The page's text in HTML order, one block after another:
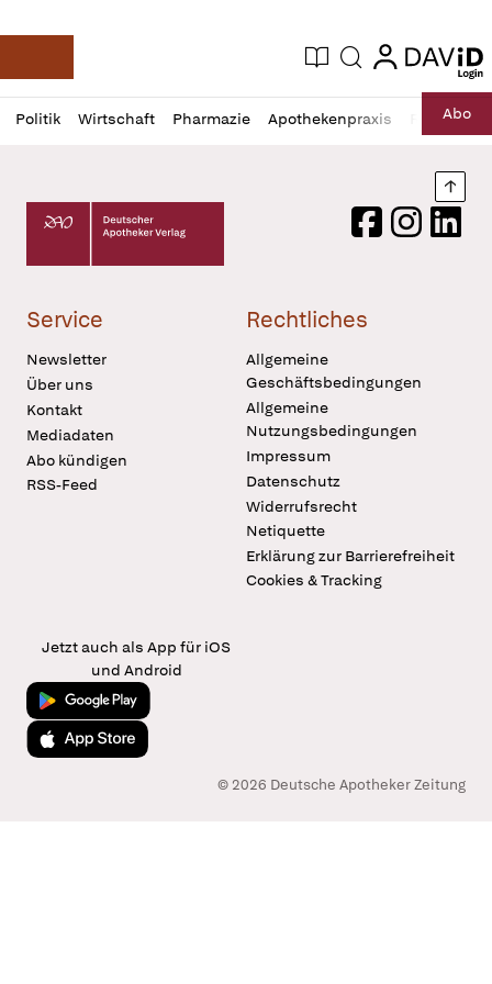
Deutsche Apotheker Zeitung
Aktuelle Ausgabe
Suche login
login
Politik Wirtschaft Pharmazie Apothekenpraxis RechtAbo
Profil
öffnen
Daz
Pur
Deutscher Apotheker Verlag Logo
FacebookInstagram
Service
Newsletter
Über uns
Kontakt
Mediadaten
Abo kündigen
RSS-Feed
Rechtliches
Allgemeine
Geschäftsbedingungen
Allgemeine
Nutzungsbedingungen
Impressum
Datenschutz
Widerrufsrecht
Netiquette
Erklärung zur Barrierefreiheit
Cookies & Tracking
Jetzt auch als App für iOS
und Android
Jetzt bei Google Play
Laden im App Store
© 2026 Deutsche Apotheker Zeitung